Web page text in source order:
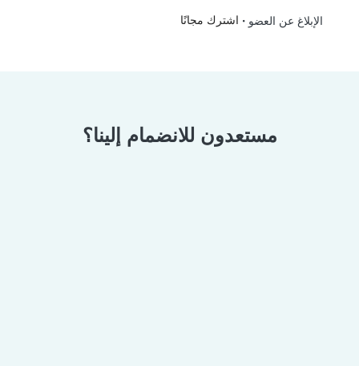
الإبلاغ عن العضو • اشترك مجانًا
مستعدون للانضمام إلينا؟